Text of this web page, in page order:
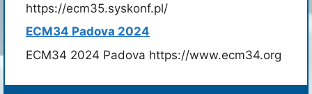
https://ecm35.syskonf.pl/
ECM34 Padova 2024
ECM34 2024 Padova https://www.ecm34.org